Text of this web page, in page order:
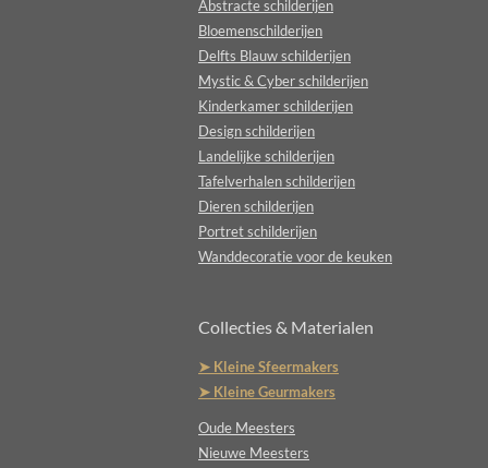
Abstracte schilderijen
Bloemenschilderijen
Delfts Blauw schilderijen
Mystic & Cyber schilderijen
Kinderkamer schilderijen
Design schilderijen
Landelijke schilderijen
Tafelverhalen schilderijen
Dieren schilderijen
Portret schilderijen
Wanddecoratie voor de keuken
Collecties & Materialen
➤ Kleine Sfeermakers
➤ Kleine Geurmakers
Oude Meesters
Nieuwe Meesters